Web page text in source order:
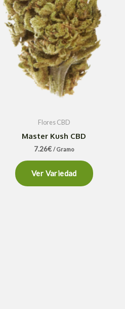
Flores CBD
Master Kush CBD
7.26€ / Gramo
Ver Variedad